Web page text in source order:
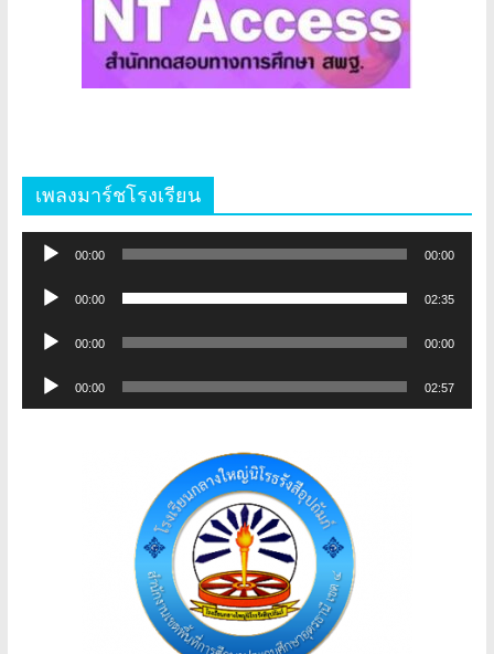
เพลงมาร์ชโรงเรียน
เล่น
ไฟล์
00:00 00:00
เล่น
ไฟล์
00:00 02:35
เล่น
ไฟล์
เสียง
00:00 00:00
เล่น
00:00 02:57